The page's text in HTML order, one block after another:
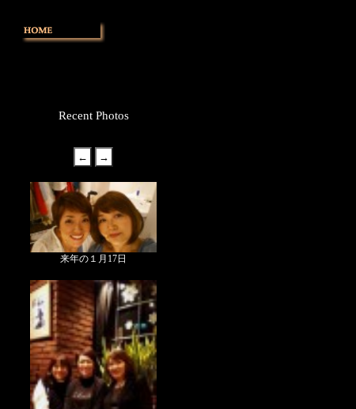
Recent Photos
来年の１月17日